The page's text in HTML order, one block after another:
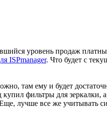
уровень продаж
ISPmanager. Что будет с
там ему и будет
купил фильтры для зеркалки,
лучше все же учитывать